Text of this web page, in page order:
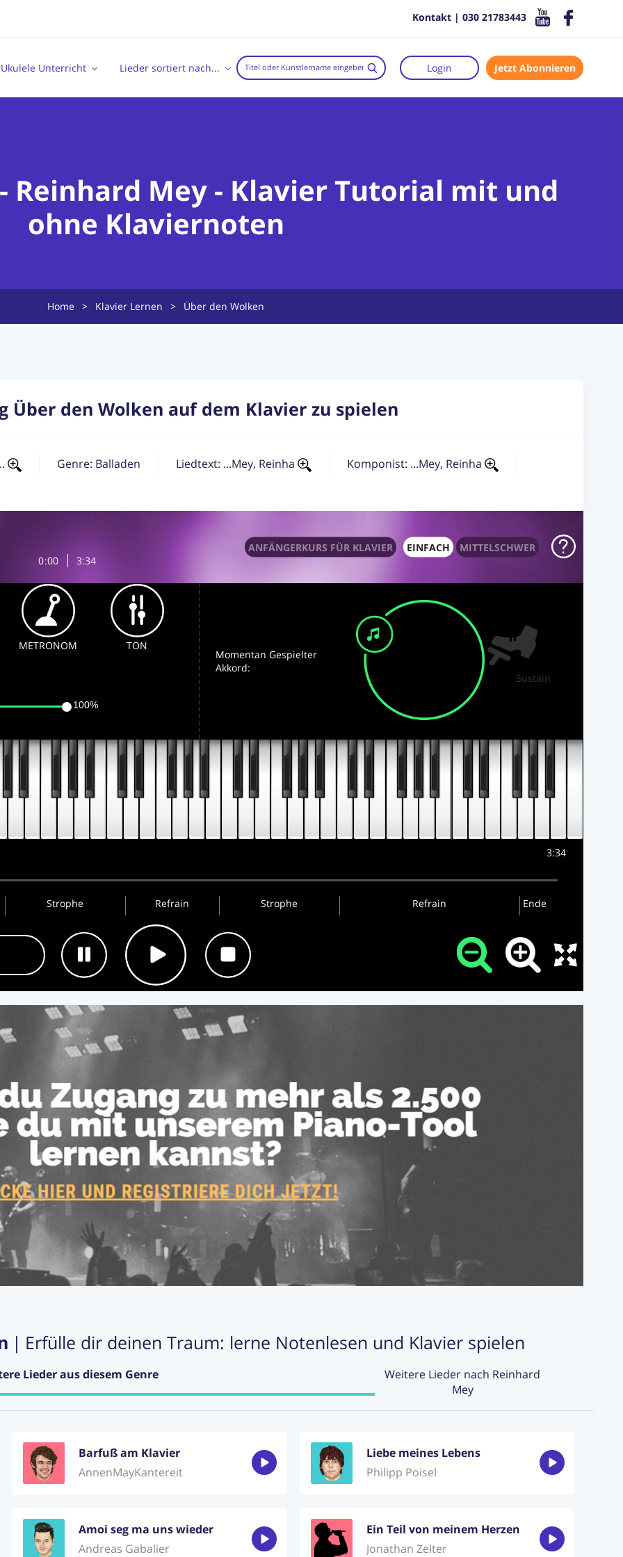
Kontakt | 030 21783443
Ukulele Unterricht Lieder sortiert nach... Login Jetzt Abonnieren
Reinhard Mey - Klavier Tutorial mit und
ohne Klaviernoten
Home > Klavier Lernen > Über den Wolken
Über den Wolken auf dem Klavier zu spielen
Genre: Balladen Liedtext: ...Mey, Reinha Komponist: ...Mey, Reinha
0:00 3:34
MITTELSCHWER
EINFACH
ANFÄNGERKURS FÜR KLAVIER
METRONOM TON
100%
Momentan Gespielter
Akkord:
Sustain
3:34
Strophe Refrain Strophe Refrain Ende
| Erfülle dir deinen Traum: lerne Notenlesen und Klavier spielen
Lieder aus diesem Genre
Weitere Lieder nach Reinhard
Mey
Barfuß am Klavier
AnnenMayKantereit
Liebe meines Lebens
Philipp Poisel
Amoi seg ma uns wieder
Andreas Gabalier
Ein Teil von meinem Herzen
Jonathan Zelter